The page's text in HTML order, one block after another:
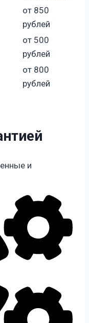
от 850
рублей
от 500
рублей
от 800
рублей
и